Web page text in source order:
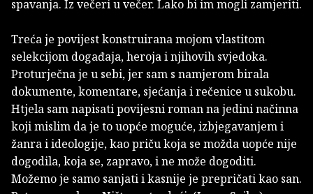
spavanja. Iz večeri u večer. Lako bi im mogli zamjeriti.
Treća je povijest konstruirana mojom vlastitom
selekcijom događaja, heroja i njihovih svjedoka.
Proturječna je u sebi, jer sam s namjerom birala
dokumente, komentare, sjećanja i rečenice u sukobu.
Htjela sam napisati povijesni roman na jedini načinna
koji mislim da je to uopće moguće, izbjegavanjem i
žanra i ideologije, kao priču koja se možda uopće nije
dogodila, koja se, zapravo, i ne može dogoditi.
Možemo je samo sanjati i kasnije je prepričati kao san.